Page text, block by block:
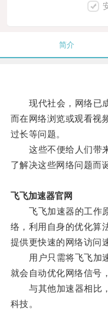
简介
现代社会，网络已成
而在网络浏览或观看视
过长等问题。
这些不便给人们带来
了解决这些网络问题而
飞飞加速器官网
飞飞加速器的工作原
络，利用自身的优化算
提供更快速的网络访问
用户只需将飞飞加速
就会自动优化网络信号
与其他加速器相比，
科技。